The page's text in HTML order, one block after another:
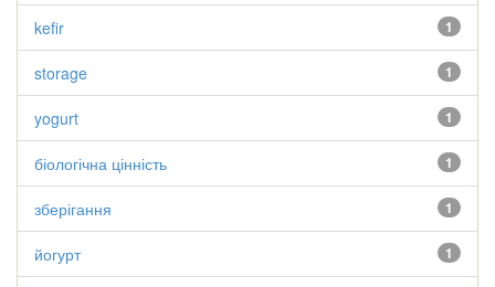
1
kefir
1
storage
1
yogurt
1
біологічна цінність
1
зберігання
1
йогурт